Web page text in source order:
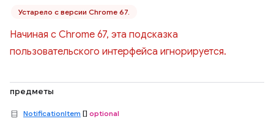
Устарело с версии Chrome 67.
Начиная с Chrome 67, эта подсказка
пользовательского интерфейса игнорируется.
предметы
NotificationItem [] optional